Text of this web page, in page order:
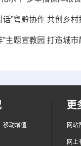
”粤黔协作 共创乡
主题宣教园 打造城
移动增值
更
网站
网上